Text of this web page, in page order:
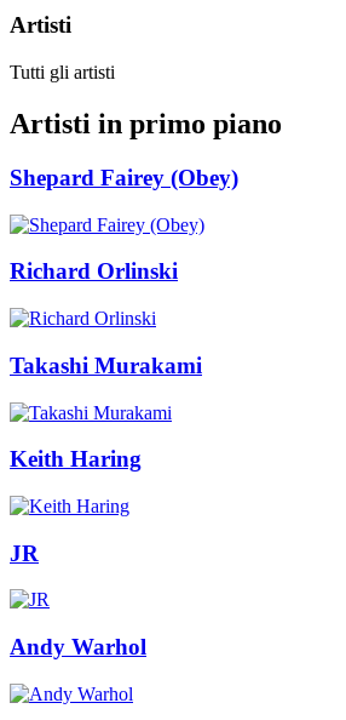
Artisti
Tutti gli artisti
Artisti in primo piano
Shepard Fairey (Obey)
Richard Orlinski
Takashi Murakami
Keith Haring
JR
Andy Warhol